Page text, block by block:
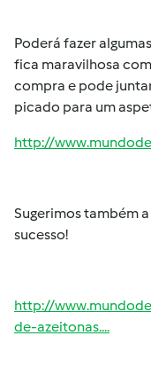
Poderá fazer
fica maravilhosa
compra e pode
picado para um
http://
Sugerimos também
sucesso!
http://
de-azeitonas....